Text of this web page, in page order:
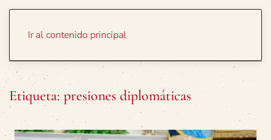
Ir al contenido principal
Etiqueta: presiones diplomáticas